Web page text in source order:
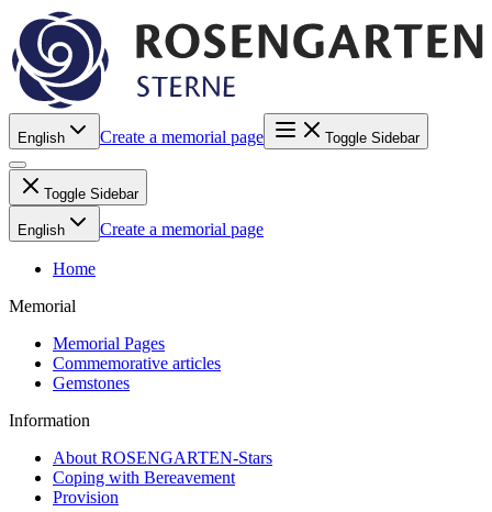
English Create a memorial page Toggle Sidebar
Toggle Sidebar
English Create a memorial page
Home
Memorial
Memorial Pages
Commemorative articles
Gemstones
Information
About ROSENGARTEN-Stars
Coping with Bereavement
Provision